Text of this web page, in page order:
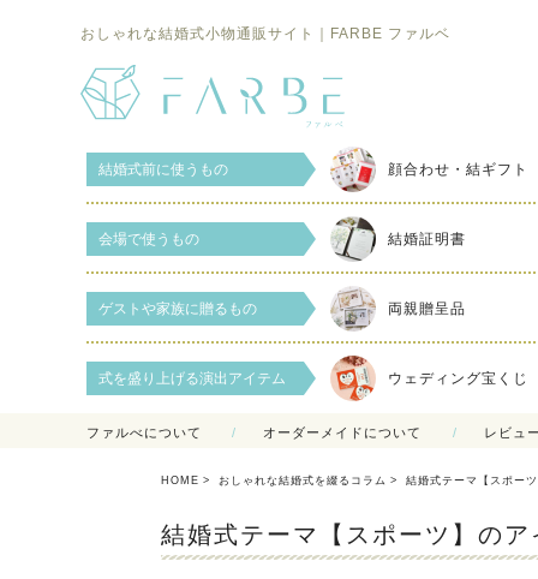
おしゃれな結婚式小物通販サイト｜FARBE ファルベ
結婚式前に使うもの 顔合わせ・結ギフト
会場で使うもの 結婚証明書
ゲストや家族に贈るもの 両親贈呈品
式を盛り上げる演出アイテム ウェディング宝くじ
ファルべについて オーダーメイドについて レビュ
HOME おしゃれな結婚式を綴るコラム 結婚式テーマ【スポー
結婚式テーマ【スポーツ】の